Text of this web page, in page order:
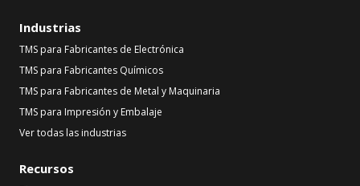
Industrias
TMS para Fabricantes de Electrónica
TMS para Fabricantes Químicos
TMS para Fabricantes de Metal y Maquinaria
TMS para Impresión y Embalaje
Ver todas las industrias
Recursos